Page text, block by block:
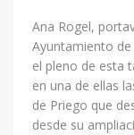
Ana Rogel,
Ayuntamiento
el pleno de esta
en una de ellas
de Priego que
desde su